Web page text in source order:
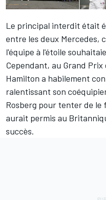
Le principal interdit était
entre les deux Mercedes,
l'équipe à l'étoile
Cependant, au Grand Prix
Hamilton a habilement
ralentissant son
Rosberg pour tenter de
aurait permis au
succès.